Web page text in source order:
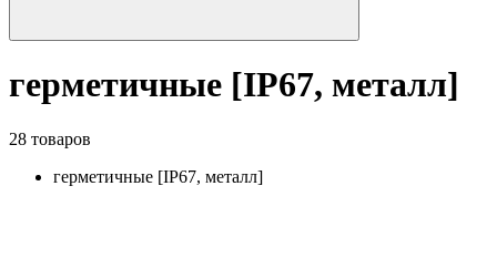
герметичные [IP67, металл]
28 товаров
герметичные [IP67, металл]